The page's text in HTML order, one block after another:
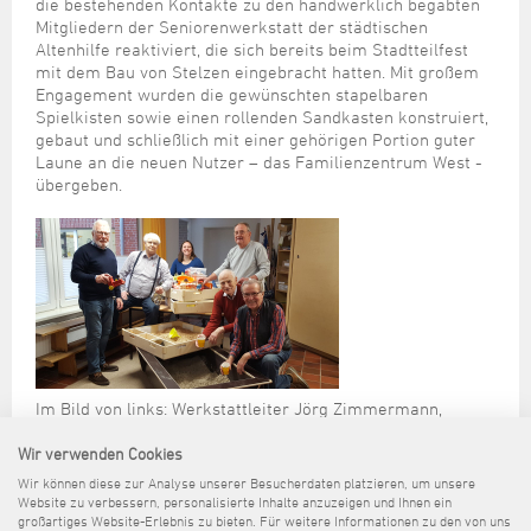
Umwelt-, Natur- und Klimaschutz
Verkehr und Mobilität
Wohnen, Bauen
Wahlen
Schule
Sterbefall
Studium
Umzug und Neubürger
Wohnen und Verbrauchen
Formulare
Online-Terminvergabe
Politik & Verwaltung
Pressemitteilungen
Ratsinformationssystem
Städtische Dienststellen
Stadtrecht
Telefonverzeichnis
Wirtschaftsstruktur
Regionale Kooperationen
Unternehmensnachfolge
Unterstützung für ExistenzgründerInnen
Zukunftsregion JadeBay
Stadtarchiv
Stadtbibliothek
Volkshochschule
Weiterbildung
Stadt Wilhelmshaven
Unterkünfte
Kulturzentrum Pumpwerk
Maritime Meile
Museen und Ausstellungen
Schiffe, Häfen und Meer erleben
Sportangebot
Stadtpark
Tag des offenen Denkmals
Veranstaltungsorte
Mitgliedern der Seniorenwerkstatt der städtischen
Altenhilfe reaktiviert, die sich bereits beim Stadtteilfest
mit dem Bau von Stelzen eingebracht hatten. Mit großem
Engagement wurden die gewünschten stapelbaren
Spielkisten sowie einen rollenden Sandkasten konstruiert,
gebaut und schließlich mit einer gehörigen Portion guter
Laune an die neuen Nutzer – das Familienzentrum West -
übergeben.
Im Bild von links: Werkstattleiter Jörg Zimmermann,
Familienzentrum West, Detlef Ramin und Harald
Osterkamp. Es fehlt Eberhard Quast.
Foto: Familienzentrum West
Wir verwenden Cookies
Wir können diese zur Analyse unserer Besucherdaten platzieren, um unsere
Website zu verbessern, personalisierte Inhalte anzuzeigen und Ihnen ein
großartiges Website-Erlebnis zu bieten. Für weitere Informationen zu den von uns